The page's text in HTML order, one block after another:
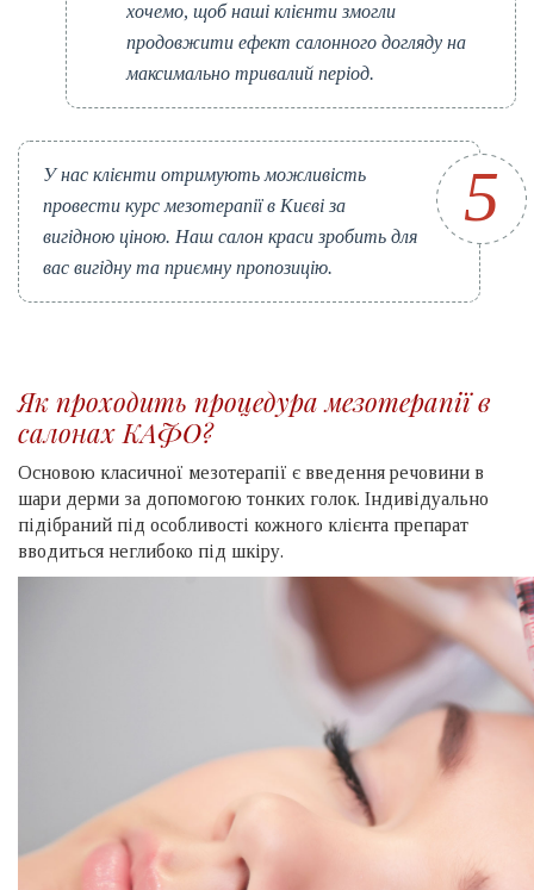
хочемо, щоб наші клієнти змогли
продовжити ефект салонного догляду на
максимально тривалий період.
У нас клієнти отримують можливість
провести курс мезотерапії в Києві за
вигідною ціною. Наш салон краси зробить для
вас вигідну та приємну пропозицію.
Як проходить процедура мезотерапії в
салонах КАФО?
Основою класичної мезотерапії є введення речовини в
шари дерми за допомогою тонких голок. Індивідуально
підібраний під особливості кожного клієнта препарат
вводиться неглибоко під шкіру.